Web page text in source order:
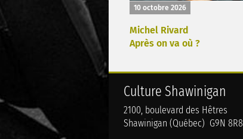
10 octobre 2026
Michel Rivard
Après on va où ?
Culture Shawinigan
2100, boulevard des Hêtres
Shawinigan (Québec) G9N 8R8